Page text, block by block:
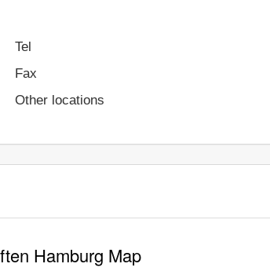
Tel
Fax
Other locations
Hamburg Map